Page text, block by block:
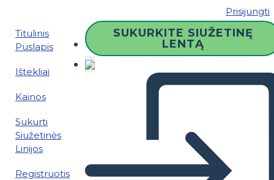
Prisijungti
Titulinis
Puslapis
Ištekliai
Kainos
Sukurti
Siužetinės
Linijos
Registruotis
SUKURKITE SIUŽETINĘ
LENTĄ